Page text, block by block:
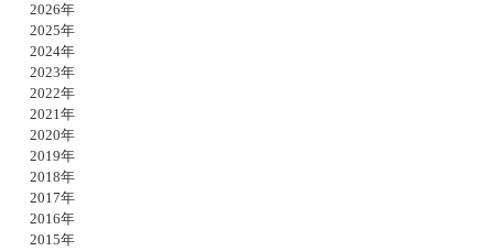
2026年
2025年
2024年
2023年
2022年
2021年
2020年
2019年
2018年
2017年
2016年
2015年